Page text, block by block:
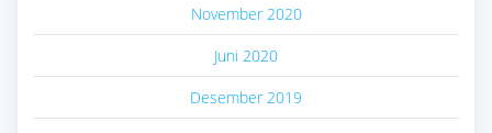
November 2020
Juni 2020
Desember 2019